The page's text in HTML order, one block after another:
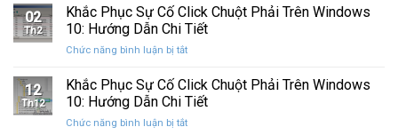
và
11
Được
Nâng
Sau
Thập
Kỷ
sửa
lỗi
Windows
Restore
kẹt
%
sao
02
Th2
Khắc Phục Sự Cố Click Chuột Phải Trên Windows
10: Hướng Dẫn Chi Tiết
Chức năng bình luận bị tắtở
Phục
Sự
Cố
Click
12
Th12
Khắc Phục Sự Cố Click Chuột Phải Trên Windows
10: Hướng Dẫn Chi Tiết
Chức năng bình luận bị tắtở